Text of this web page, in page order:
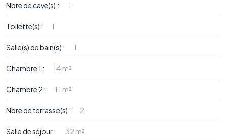
Nbre de cave(s) : 1
Toilette(s) : 1
Salle(s) de bain(s) : 1
Chambre 1 : 14 m²
Chambre 2 : 11 m²
Nbre de terrasse(s) : 2
Salle de séjour : 32 m²